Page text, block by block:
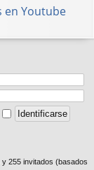
en Youtube
255 invitados (basados